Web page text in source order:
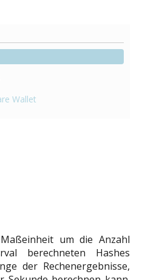
Wallet
um die Anzahl
berechneten Hashes
der Rechenergebnisse,